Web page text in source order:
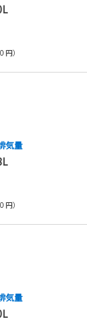
円）
気量
円）
気量